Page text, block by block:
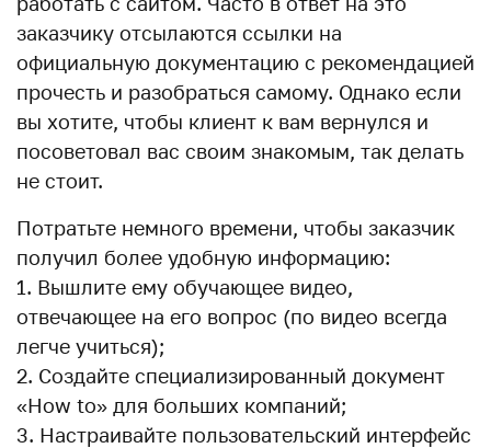
заказчику отсылаются ссылки на
официальную документацию с рекомендацией
прочесть и разобраться самому. Однако если
вы хотите, чтобы клиент к вам вернулся и
посоветовал вас своим знакомым, так делать
не стоит.
Потратьте немного времени, чтобы заказчик
получил более удобную информацию:
1. Вышлите ему обучающее видео,
отвечающее на его вопрос (по видео всегда
легче учиться);
2. Создайте специализированный документ
«How to» для больших компаний;
3. Настраивайте пользовательский интерфейс